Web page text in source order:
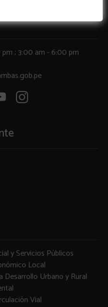
pm ; 3:00 am - 6:00 pm
y Servicios Públicos
Local
Urbano y Rural
Vial